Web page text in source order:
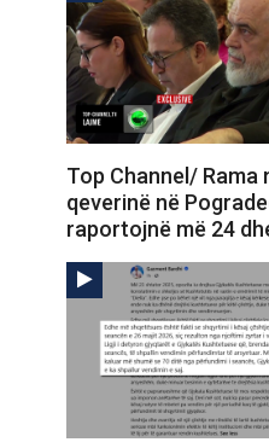
Top Channel/ Rama
qeverinë në
raportojnë më 24